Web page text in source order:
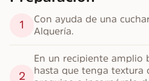
1
Con ayuda de una
Alquería.
2
En un recipiente amplio
hasta que tenga textura